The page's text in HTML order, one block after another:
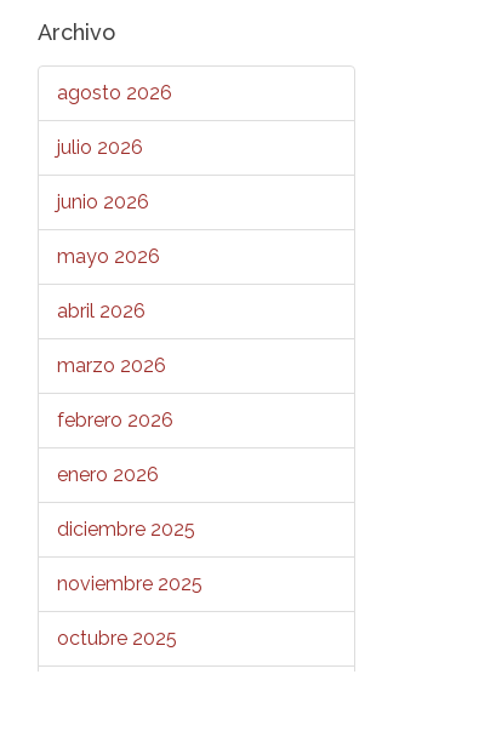
Archivo
agosto 2026
julio 2026
junio 2026
mayo 2026
abril 2026
marzo 2026
febrero 2026
enero 2026
diciembre 2025
noviembre 2025
octubre 2025